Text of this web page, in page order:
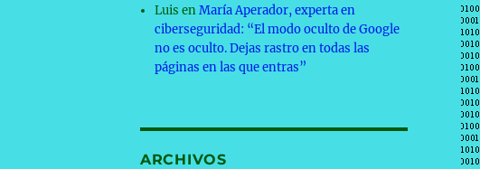
Luis enMaría Aperador, experta en
ciberseguridad: “El modo oculto de Google
no es oculto. Dejas rastro en todas las
páginas en las que entras”
ARCHIVOS